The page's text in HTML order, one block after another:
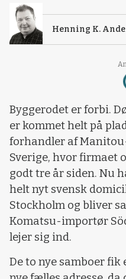
Henning K.
Byggerodet er forbi.
er kommet helt på
forhandler af
Sverige, hvor firmaet
godt tre år siden. Nu
helt nyt svensk
Stockholm og bliver
Komatsu-importør
lejer sig ind.
De to nye samboer fik